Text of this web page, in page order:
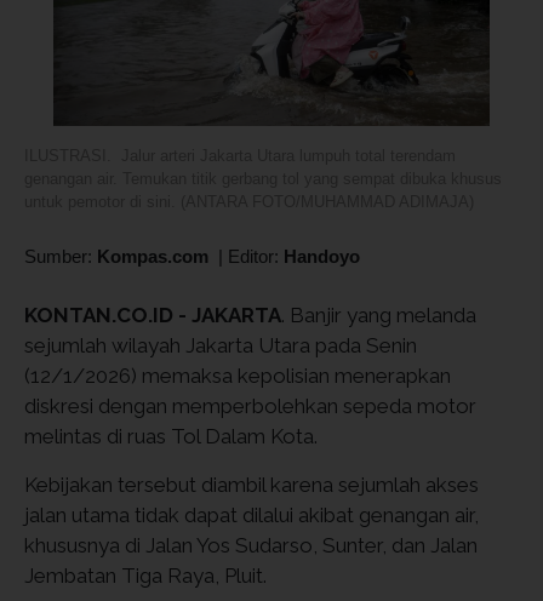
Sumber: Kompas.com | Editor: Handoyo
KONTAN.CO.ID - JAKARTA. Banjir yang melanda
sejumlah wilayah Jakarta Utara pada Senin
(12/1/2026) memaksa kepolisian menerapkan
diskresi dengan memperbolehkan sepeda motor
melintas di ruas Tol Dalam Kota.
Kebijakan tersebut diambil karena sejumlah akses
jalan utama tidak dapat dilalui akibat genangan air,
khususnya di Jalan Yos Sudarso, Sunter, dan Jalan
Jembatan Tiga Raya, Pluit.